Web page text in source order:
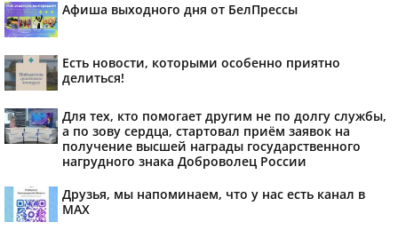
Афиша выходного дня от БелПрессы
Есть новости, которыми особенно приятно
делиться!
Для тех, кто помогает другим не по долгу службы,
а по зову сердца, стартовал приём заявок на
получение высшей награды государственного
нагрудного знака Доброволец России
Друзья, мы напоминаем, что у нас есть канал в
МАХ